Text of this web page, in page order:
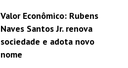
Valor Econômico: Rubens
Naves Santos Jr. renova
sociedade e adota novo
nome